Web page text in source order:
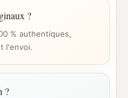
?
% authentiques,
l'envoi.
?